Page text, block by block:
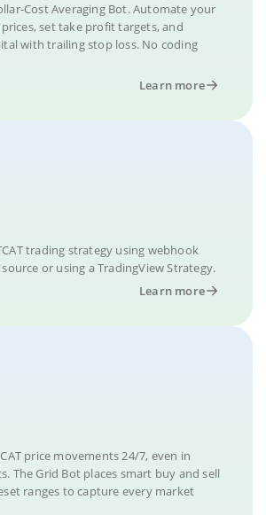
Cost Averaging Bot. Automate your
set take profit targets, and
with trailing stop loss. No coding
Learn more
trading strategy using webhook
or using a TradingView Strategy.
Learn more
price movements 24/7, even in
The Grid Bot places smart buy and sell
ranges to capture every market